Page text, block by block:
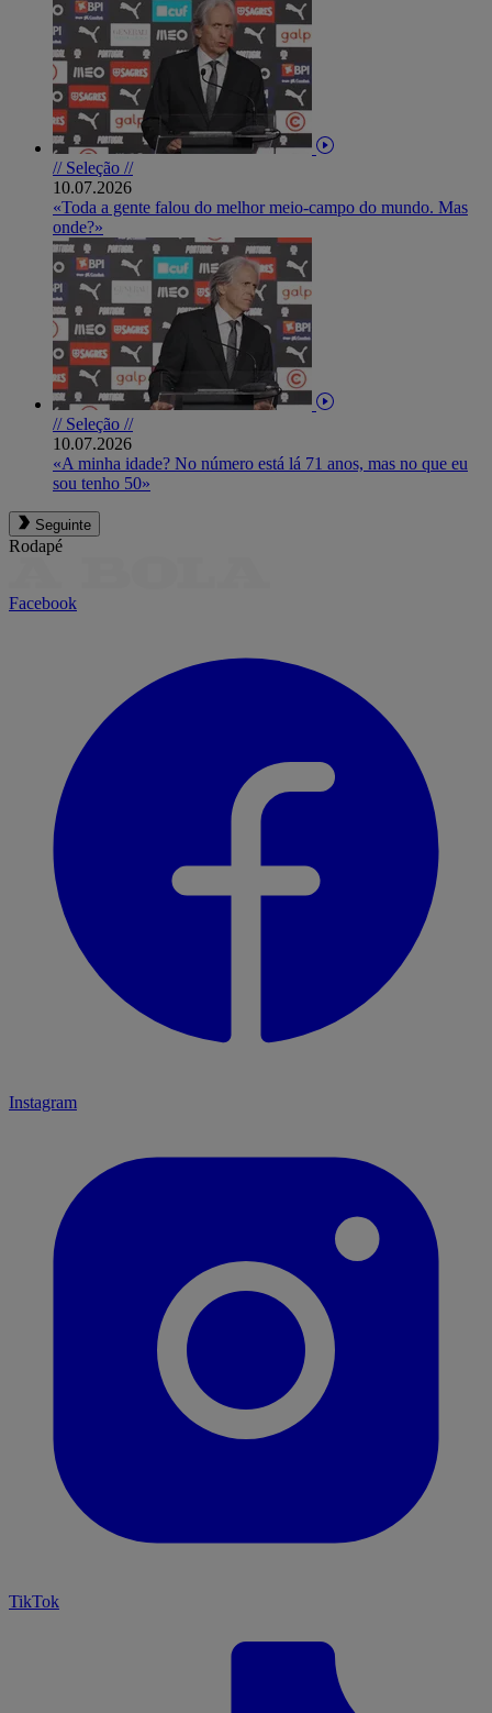
// Seleção //
10.07.2026
«Toda a gente falou do melhor meio-campo do mundo. Mas
onde?»
// Seleção //
10.07.2026
«A minha idade? No número está lá 71 anos, mas no que eu
sou tenho 50»
Seguinte
Rodapé
Facebook
Instagram
TikTok